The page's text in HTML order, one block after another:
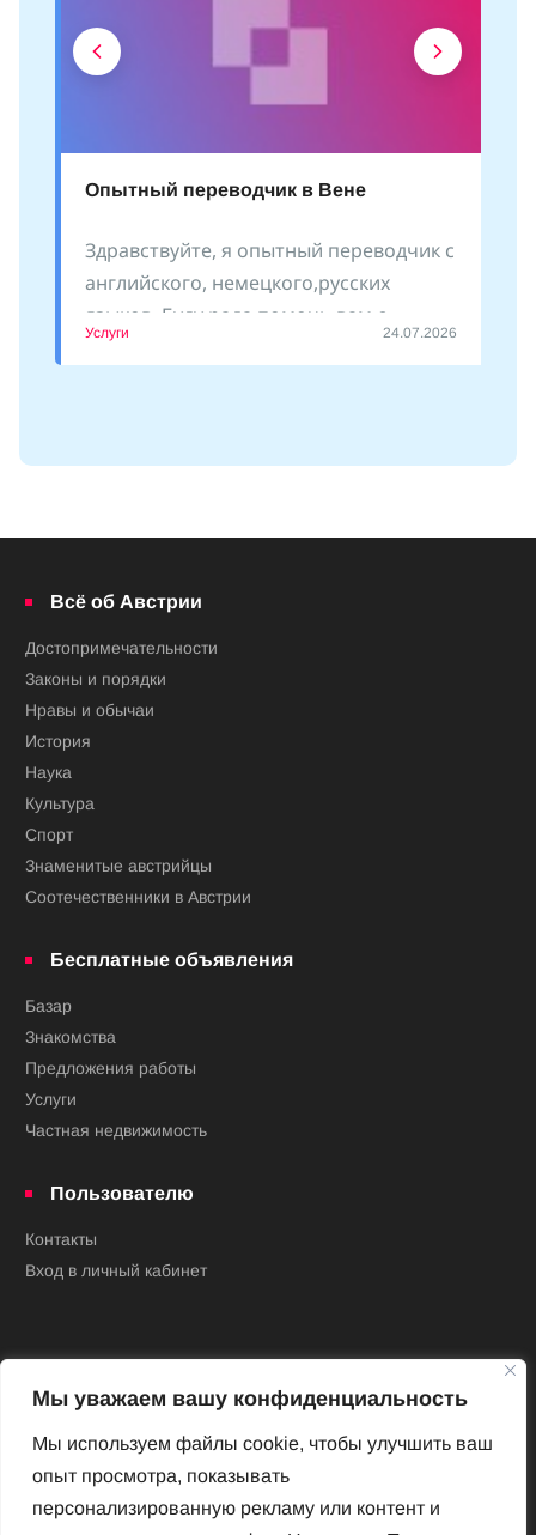
Мы уважаем вашу конфиденциальность
Мы используем файлы cookie, чтобы улучшить ваш
опыт просмотра, показывать
персонализированную рекламу или контент и
Опытный переводчик в Вене
Здравствуйте, я опытный переводчик с
английского, немецкого,русских
языков. Буду рада помочь вам с
оформлением документов, сопровожу
Услуги 24.07.2026
Всё об Австрии
Достопримечательности
Законы и порядки
Нравы и обычаи
История
Наука
Культура
Спорт
Знаменитые австрийцы
Соотечественники в Австрии
Бесплатные объявления
Базар
Знакомства
Предложения работы
Услуги
Частная недвижимость
Пользователю
Контакты
Вход в личный кабинет
Новый Венский журнал